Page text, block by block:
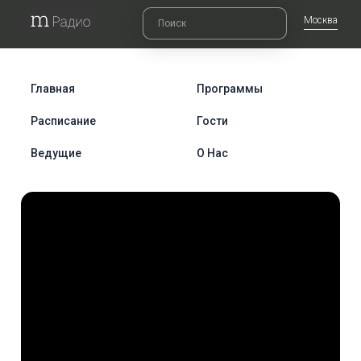
Москва
Главная Программы
Расписание Гости
Ведущие О Нас